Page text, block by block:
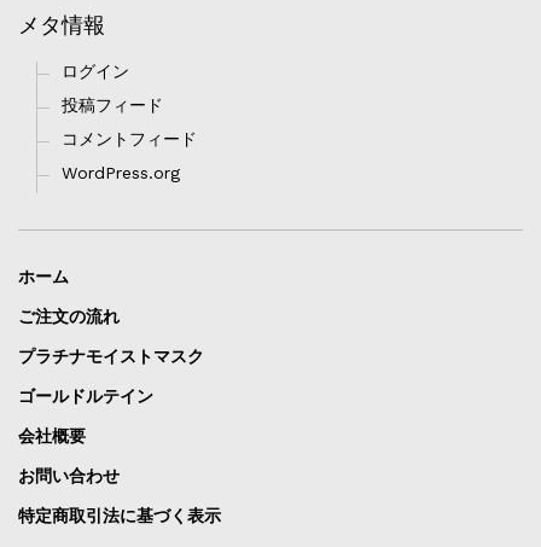
メタ情報
ログイン
投稿フィード
コメントフィード
WordPress.org
ホーム
ご注文の流れ
プラチナモイストマスク
ゴールドルテイン
会社概要
お問い合わせ
特定商取引法に基づく表示